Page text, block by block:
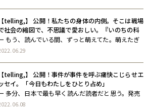
埋めたい 発売3日で8万 […]
【telling,】 公開！私たちの身体の内側。そこは戦場
社会の縮図で、不思議で愛おしい。『いのちの科
の最前線』
もう、読んでいる間、ずっと萌えてた。萌えたぎ
てた。 未知のものに触れ、それに感動したときの
み）ー
【telling,】 公開！事件が事件を呼ぶ痛快こじらせエ
セイ。「今日もわたしをひとり占め」
多分、日本で最も早く読んだ読者だと思う。発売
(昨日)の0:00に予約してたkindle開いて一気読み！